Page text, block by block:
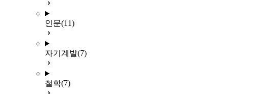
인문(11)
자기계발(7)
철학(7)